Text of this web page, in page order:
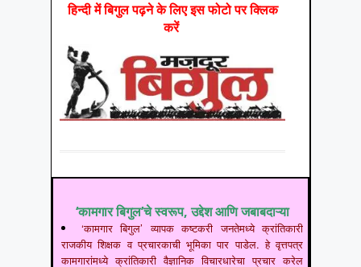
हिन्‍दी में बिगुल पढ़ने के लिए इस फोटो पर क्लिक
करें
‘कामगार बिगुल’चे स्वरूप, उद्देश आणि जबाबदाऱ्या
‘कामगार बिगुल’ व्यापक कष्टकरी जनतेमध्ये क्रांतिकारी
राजकीय शिक्षक व प्रचारकाची भूमिका पार पाडेल. हे वृत्तपत्र
कामगारांमध्ये क्रांतिकारी वैज्ञानिक विचारधारेचा प्रचार करेल